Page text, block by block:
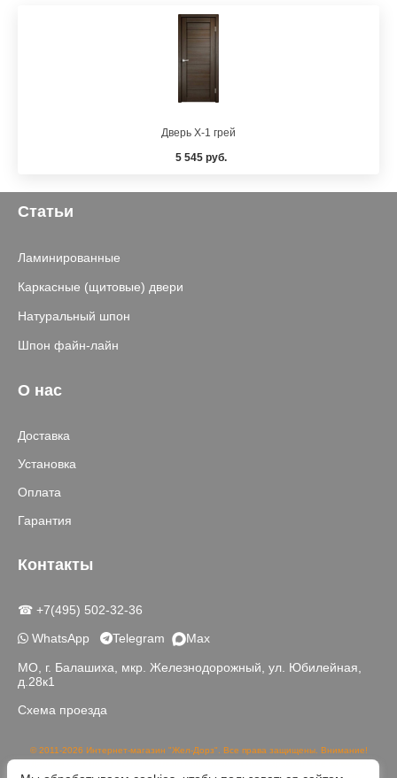
Дверь X-1 грей
5 545 руб.
Статьи
Ламинированные
Каркасные (щитовые) двери
Натуральный шпон
Шпон файн-лайн
О нас
Доставка
Установка
Оплата
Гарантия
Контакты
☎ +7(495) 502-32-36
WhatsApp
Telegram Max
МО, г. Балашиха, мкр. Железнодорожный, ул. Юбилейная,
д.28к1
Схема проезда
© 2011-2026 Интернет-магазин "Жел-Дорз". Все права защищены. Внимание!